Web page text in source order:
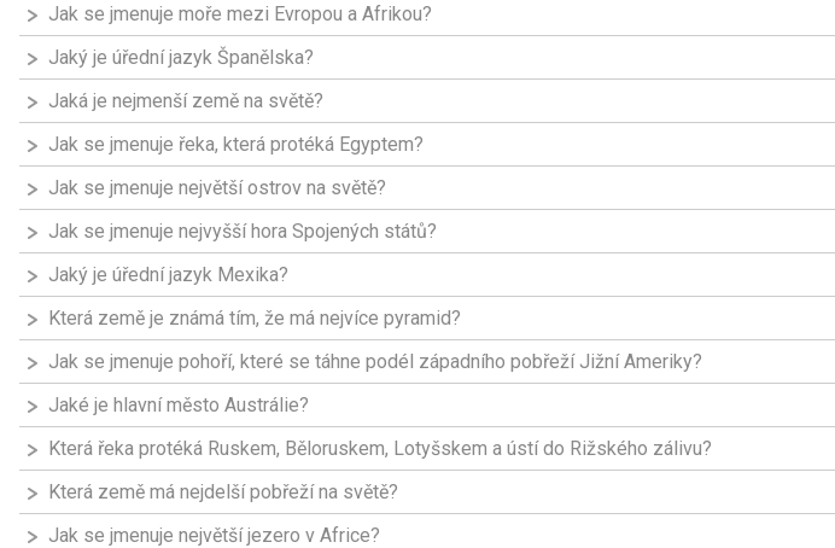
Jak se jmenuje moře mezi Evropou a Afrikou?
Jaký je úřední jazyk Španělska?
Jaká je nejmenší země na světě?
Jak se jmenuje řeka, která protéká Egyptem?
Jak se jmenuje největší ostrov na světě?
Jak se jmenuje nejvyšší hora Spojených států?
Jaký je úřední jazyk Mexika?
Která země je známá tím, že má nejvíce pyramid?
Jak se jmenuje pohoří, které se táhne podél západního pobřeží Jižní Ameriky?
Jaké je hlavní město Austrálie?
Která řeka protéká Ruskem, Běloruskem, Lotyšskem a ústí do Rižského zálivu?
Která země má nejdelší pobřeží na světě?
Jak se jmenuje největší jezero v Africe?